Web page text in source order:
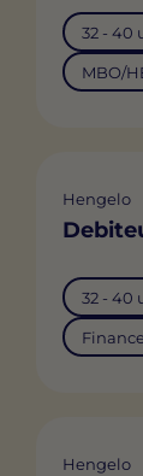
32 - 40
MBO/
Hengelo
32 - 40
Finance
Hengelo